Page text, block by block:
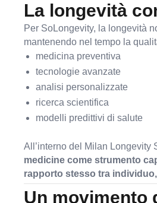
La longevità
Per SoLongevity, la longevità
mantenendo nel tempo la
medicina preventiva
tecnologie avanzate
analisi personalizzate
ricerca scientifica
modelli predittivi di salute
All’interno del Milan Longevity
medicine come strumento
rapporto stesso tra
Un movimento